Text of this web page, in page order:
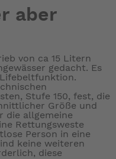
aber
von ca 15 Litern
gedacht. Es
Stufe 150, fest, die
Größe und
die allgemeine
Rettungsweste
Person in eine
keine weiteren
diese